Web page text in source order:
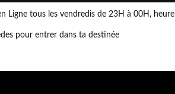
Ligne tous les vendredis de 23H à 00H, heure
pour entrer dans ta destinée